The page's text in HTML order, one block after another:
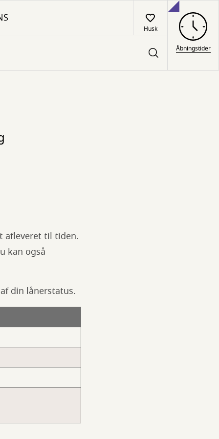
Husk
Åbningstider
afleveret til tiden.
kan også
din lånerstatus.